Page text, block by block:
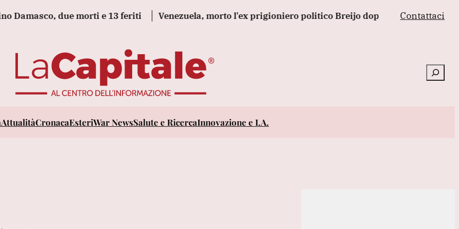
due morti e 13 feriti Venezuela, morto l'ex prigioniero politico Breijo dopo anni tra carcere e
Contattaci
Cerca
AttualitàCronacaEsteriWar NewsSalute e RicercaInnovazione e I.A.